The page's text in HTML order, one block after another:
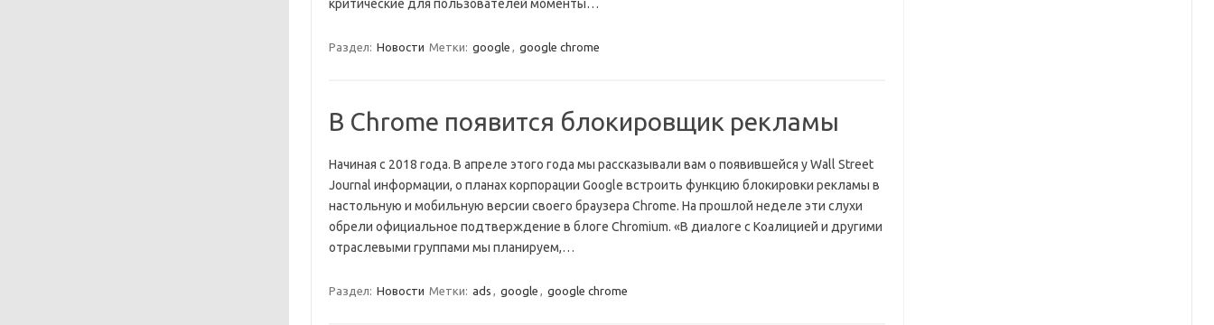
критические для пользователей моменты…
Раздел: Новости Метки: google , google chrome
В Chrome появится блокировщик рекламы
Начиная с 2018 года. В апреле этого года мы рассказывали вам о появившейся у Wall Street
Journal информации, о планах корпорации Google встроить функцию блокировки рекламы в
настольную и мобильную версии своего браузера Chrome. На прошлой неделе эти слухи
обрели официальное подтверждение в блоге Chromium. «В диалоге с Коалицией и другими
отраслевыми группами мы планируем,…
Раздел: Новости Метки: ads , google , google chrome